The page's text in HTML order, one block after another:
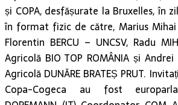
și COPA, desfășurate la Bruxelles, în
în format fizic de către, Marius Mihai
Florentin BERCU – UNCSV, Radu
Agricolă BIO TOP ROMÂNIA și Andrei
Agricolă DUNĂRE BRATEȘ PRUT.
Copa-Cogeca au fost